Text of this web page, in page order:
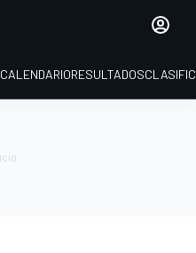
CALENDARIORESULTADOS